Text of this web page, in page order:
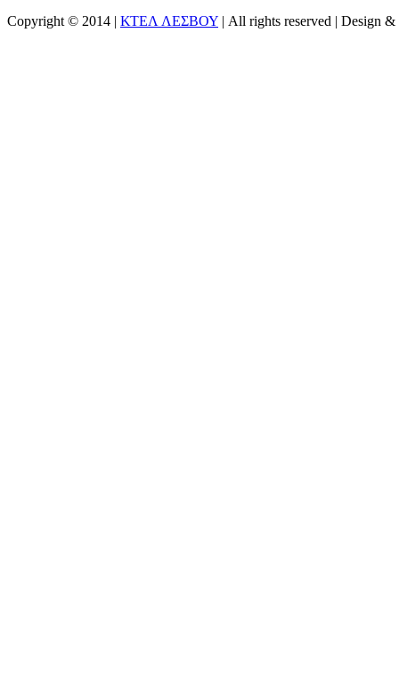
Copyright © 2014 | ΚΤΕΛ ΛΕΣΒΟΥ | All rights reserved | Design &